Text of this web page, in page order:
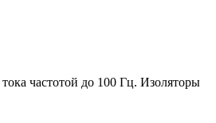
частотой до 100 Гц. Изоляторы